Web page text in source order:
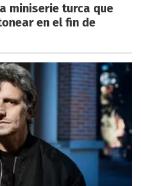
miniserie turca que
en el fin de